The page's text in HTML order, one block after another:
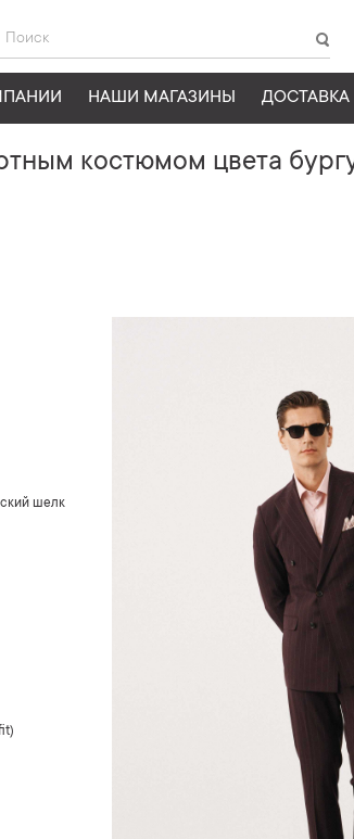
НАШИ МАГАЗИНЫ ДОСТАВКА
костюмом цвета
шелк